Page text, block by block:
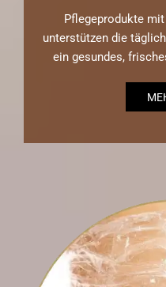
Pflegeprodukte
unterstützen die
ein gesundes,